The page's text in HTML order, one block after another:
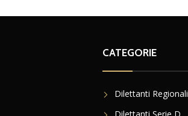
CATEGORIE
Dilettanti Regionali